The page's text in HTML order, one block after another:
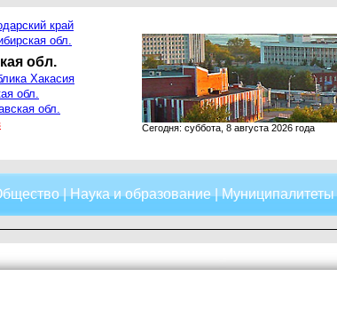
край
обл.
обл.
Хакасия
обл.
обл.
Сегодня: суббота, 8 августа 2026 года
|Наука и образование|Муниципалитеты